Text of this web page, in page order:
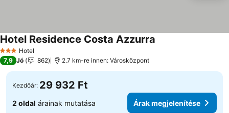
3 Kategória
Hotel
Hotel Residence Costa Azzurra
7,9 Jó 862 2.7 km-re innen: Városközpont
Kezdőár: 29 932 Ft
2 oldal árainak mutatása Árak megjelenítése